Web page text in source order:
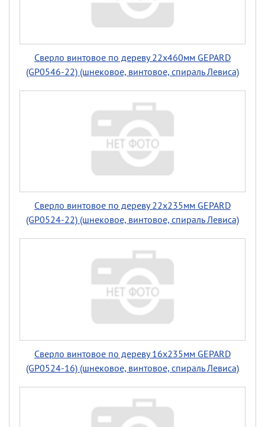
Сверло винтовое по дереву 22х460мм GEPARD
(GP0546-22) (шнековое, винтовое, спираль Левиса)
Сверло винтовое по дереву 22х235мм GEPARD
(GP0524-22) (шнековое, винтовое, спираль Левиса)
Сверло винтовое по дереву 16х235мм GEPARD
(GP0524-16) (шнековое, винтовое, спираль Левиса)